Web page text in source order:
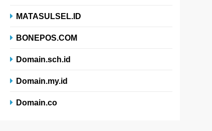
MATASULSEL.ID
BONEPOS.COM
Domain.sch.id
Domain.my.id
Domain.co